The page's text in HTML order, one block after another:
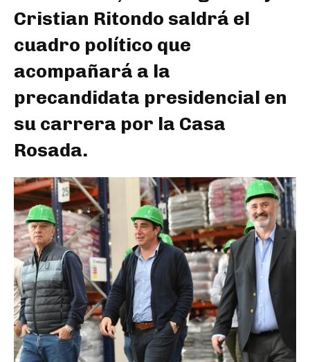
Cristian Ritondo saldrá el
cuadro político que
acompañará a la
precandidata presidencial en
su carrera por la Casa
Rosada.